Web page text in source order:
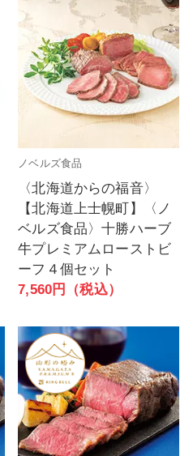
ノベルズ食品
〈北海道からの福音〉
【北海道上士幌町】〈ノ
ベルズ食品〉十勝ハーブ
牛プレミアムローストビ
ーフ４個セット
7,560円（税込）